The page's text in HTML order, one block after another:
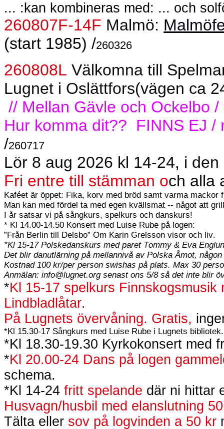
... :kan kombineras med: ... och
260807F-14F Malmö:
(start 1985) /260326
260808L Välkomna till
Lugnet i Oslättfors(vägen ca
// Mellan Gävle och Ockelbo
Hur komma dit?? FINNS EJ /
/260717
Lör 8 aug 2026 kl 14-24, i
Fri entre till stämman och alla
Kaféet är öppet: Fika, korv med bröd samt varma mackor
Man kan med fördel ta med egen kvällsmat -- något att
I år satsar vi på sångkurs, spelkurs och danskurs!
* Kl 14.00-14.50 Konsert med Luise Rube på logen:
”Från Berlin till Delsbo” Om Karin Grelsson visor och liv.
*Kl 15-17 Polskedanskurs med paret Tommy & Eva
Det blir danutlärning på mellannivå av Polska Åmot,
Kostnad 100 kr/per person swishas på plats. Max 30
Anmälan: info@lugnet.org senast ons 5/8 så det inte blir
*Kl 15-17 spelkurs
Lindbladlåtar.
På Lugnets övervåning. Gratis,
*Kl 15.30-17 Sångkurs med Luise Rube i Lugnets
*Kl 18.30-19.30 Kyrkokonsert med
*Kl 20.00-24 Dans på logen
schema.
*Kl 14-24 fritt spelande där ni hittar
Husvagn/husbil med elanslutning
Tälta eller sov på logvinden a 50 kr